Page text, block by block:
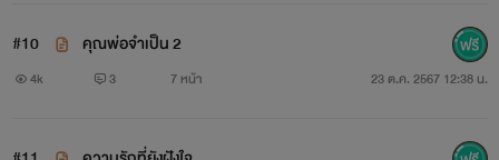
#10 คุณพ่อจำเป็น 2
4k 3 7 หน้า 23 ต.ค. 2567 12:38 น.